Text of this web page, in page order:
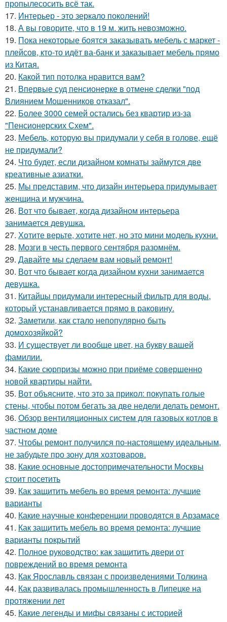
пропылесосить всё так.
17. Интерьер - это зеркало поколений!
18. А вы говорите, что в 19 м. жить невозможно.
19. Пока некоторые боятся заказывать мебель с маркет -
плейсов, кто-то идёт ва-банк и заказывает мебель прямо
из Китая.
20. Какой тип потолка нравится вам?
21. Впервые суд пенсионерке в отмене сделки "под
Влиянием Мошенников отказал".
22. Более 3000 семей остались без квартир из-за
"Пенсионерских Схем".
23. Мебель, которую вы придумали у себя в голове, ещё
не придумали?
24. Что будет, если дизайном комнаты займутся две
креативные азиатки.
25. Мы представим, что дизайн интерьера придумывает
женщина и мужчина.
26. Вот что бывает, когда дизайном интерьера
занимается девушка.
27. Хотите верьте, хотите нет, но это мини модель кухни.
28. Мозги в честь первого сентября разомнём.
29. Давайте мы сделаем вам новый ремонт!
30. Вот что бывает когда дизайном кухни занимается
девушка.
31. Китайцы придумали интересный фильтр для воды,
который устанавливается прямо в раковину.
32. Заметили, как стало непопулярно быть
домохозяйкой?
33. И существует ли вообще цвет, на букву вашей
фамилии.
34. Какие сюрпризы можно при приёме совершенно
новой квартиры найти.
35. Вот объясните, что это за прикол: покупать голые
стены, чтобы потом бегать за две недели делать ремонт.
36. Обзор вентиляционных систем для газовых котлов в
частном доме
37. Чтобы ремонт получился по-настоящему идеальным,
не забудьте про зону для хозтоваров.
38. Какие основные достопримечательности Москвы
стоит посетить
39. Как защитить мебель во время ремонта: лучшие
варианты
40. Какие научные конференции проводятся в Арзамасе
41. Как защитить мебель во время ремонта: лучшие
варианты покрытий
42. Полное руководство: как защитить двери от
повреждений во время ремонта
43. Как Ярославль связан с произведениями Толкина
44. Как развивалась промышленность в Липецке на
протяжении лет
45. Какие легенды и мифы связаны с историей